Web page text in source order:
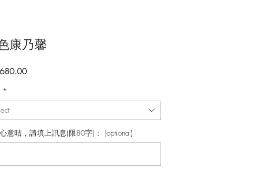
康乃馨
Price
*
意咭，請填上訊息(限80字)： (optional)